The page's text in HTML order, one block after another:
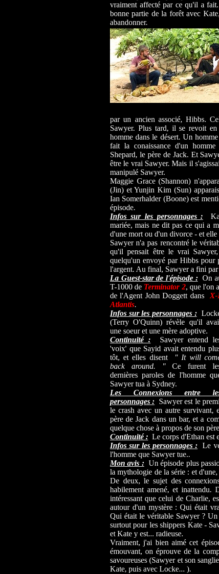
vraiment affecté par ce qu'il a
bonne partie de la forêt avec
abandonner.
par un ancien associé, Hibbs.
Sawyer. Plus tard, il se revoit
homme dans le désert. Un
fait la conaissance d'un
Shepard, le père de Jack. Et
être le vrai Sawyer. Mais il
manipulé Sawyer.
Maggie Grace (Shannon)
(Jin) et Yunjin Kim (Sun)
Ian Somerhalder (Boone) est
épisode.
Infos sur les personnages :
mariée, mais ne dit pas ce qui a
d'une mort ou d'un divorce - et
Sawyer n'a pas rencontré le
qu'il pensait être le vrai
quelqu'un envoyé par Hibbs
l'argent. Au final, Sawyer a fini
La Guest-star de l'épisode :On
T-1000 de Terminator 2, que l'on
de l'Agent John Doggett dans X-
Atlantis.
Infos sur les personnages :
(Terry O'Quinn) révèle qu'il
une soeur et une mère adoptive.
Continuité : Sawyer entend
'voix' que Sayid avait entendu
tôt, et elles disent
" It will
back around. "Ce furent
dernières paroles de l'homme
Sawyer tua à Sydney.
Les Connexions entre
personnages : Sawyer est le
le crash avec un autre survivant,
père de Jack dans un bar, et a
quelque chose à propos de son
Continuité : Le corps d'Ethan est
Infos sur les personnages : Le
l'homme que Sawyer tue..
Mon avis :Un épisode plus
la mythologie de la série : et
De deux, le sujet des
habilement amené, et
intéressant que celui de Charlie,
autour d'un mystère : Qui était
Qui était le véritable Sawyer ? Un
surtout pour les shippers Kate -
et Kate y est... radieuse.
Vraiment, j'ai bien aimé cet
émouvant, on éprouve de la
savoureuses (Sawyer et son
Kate, puis avec Locke... ).